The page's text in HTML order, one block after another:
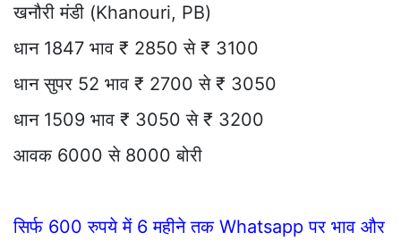
खनौरी मंडी (Khanouri, PB)
धान 1847 भाव ₹ 2850 से ₹ 3100
धान सुपर 52 भाव ₹ 2700 से ₹ 3050
धान 1509 भाव ₹ 3050 से ₹ 3200
आवक 6000 से 8000 बोरी
सिर्फ 600 रुपये में 6 महीने तक Whatsapp पर भाव और